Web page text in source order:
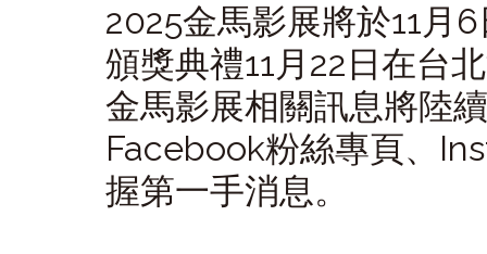
2025金馬影展將於11月 6
頒獎典禮11月 22日在台
金馬影展相關訊息將陸
Facebook粉絲專頁、
握第一手消息。